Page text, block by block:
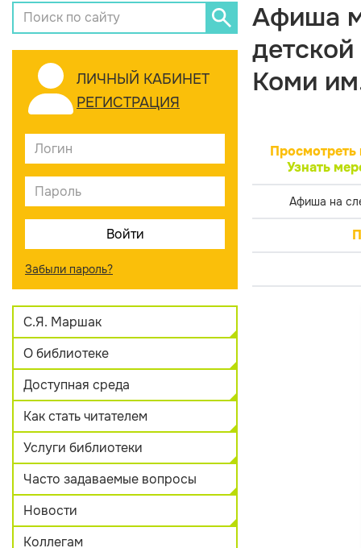
ЛИЧНЫЙ КАБИНЕТ
РЕГИСТРАЦИЯ
Забыли пароль?
С.Я. Маршак
О библиотеке
Доступная среда
Как стать читателем
Услуги библиотеки
Часто задаваемые вопросы
Новости
Коллегам
Афиша
Коми
Просмотреть
Узнать
Афиша на